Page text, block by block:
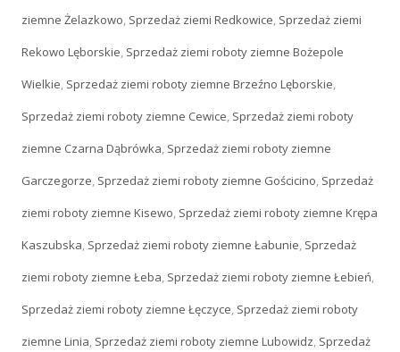
ziemne Żelazkowo, Sprzedaż ziemi Redkowice, Sprzedaż ziemi
Rekowo Lęborskie, Sprzedaż ziemi roboty ziemne Bożepole
Wielkie, Sprzedaż ziemi roboty ziemne Brzeźno Lęborskie,
Sprzedaż ziemi roboty ziemne Cewice, Sprzedaż ziemi roboty
ziemne Czarna Dąbrówka, Sprzedaż ziemi roboty ziemne
Garczegorze, Sprzedaż ziemi roboty ziemne Gościcino, Sprzedaż
ziemi roboty ziemne Kisewo, Sprzedaż ziemi roboty ziemne Krępa
Kaszubska, Sprzedaż ziemi roboty ziemne Łabunie, Sprzedaż
ziemi roboty ziemne Łeba, Sprzedaż ziemi roboty ziemne Łebień,
Sprzedaż ziemi roboty ziemne Łęczyce, Sprzedaż ziemi roboty
ziemne Linia, Sprzedaż ziemi roboty ziemne Lubowidz, Sprzedaż